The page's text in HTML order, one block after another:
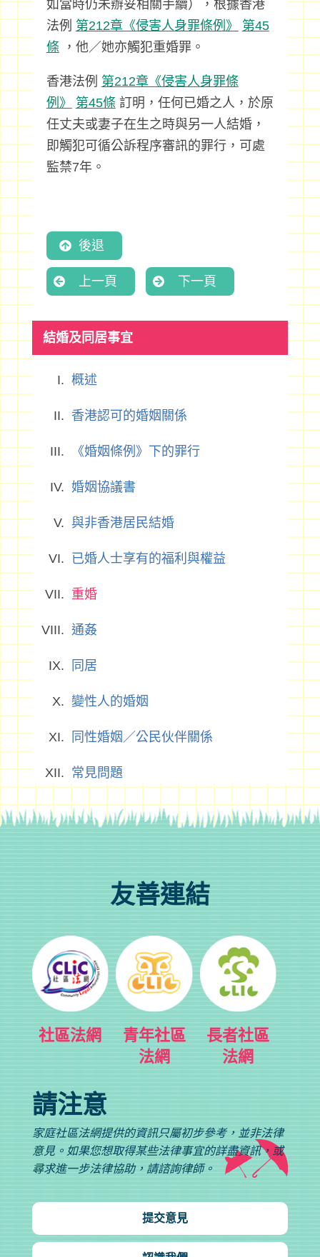
如當時仍未辦妥相關手續），根據香港
法例 第212章《侵害人身罪條例》
第45
條 ，他／她亦觸犯重婚罪。
香港法例 第212章《侵害人身罪條
例》
第45條 訂明，任何已婚之人，於原
任丈夫或妻子在生之時與另一人結婚，
即觸犯可循公訴程序審訊的罪行，可處
監禁7年。
後退
上一頁 下一頁
結婚及同居事宜
概述
香港認可的婚姻關係
《婚姻條例》下的罪行
婚姻協議書
與非香港居民結婚
已婚人士享有的福利與權益
重婚
通姦
同居
變性人的婚姻
同性婚姻／公民伙伴關係
常見問題
友善連結
社區法網
青年社區
法網
長者社區
法網
請注意
家庭社區法網提供的資訊只屬初步參考，並非法律
意見。如果您想取得某些法律事宜的詳盡資訊，或
尋求進一步法律協助，請諮詢律師。
提交意見